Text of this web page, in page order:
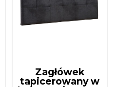
Zagłówek
tapicerowany w